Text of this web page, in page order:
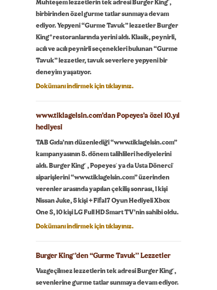
Muhteşem lezzetlerin tek adresi Burger King®,
birbirinden özel gurme tatlar sunmaya devam
ediyor. Yepyeni “Gurme Tavuk” lezzetler Burger
King® restoranlarında yerini aldı. Klasik, peynirli,
acılı ve acılı peynirli seçenekleri bulunan “Gurme
Tavuk” lezzetler, tavuk severlere yepyeni bir
deneyim yaşatıyor.
Dokümanı indirmek için tıklayınız.
www.tiklagelsin.com’dan Popeyes’a özel 10.yıl
hediyesi
TAB Gıda’nın düzenlediği “www.tiklagelsin.com”
kampanyasının 5. dönem talihlileri hediyelerini
aldı. Burger King® , Popeyes® ya da Usta Dönerci®
siparişlerini “www.tiklagelsin.com” üzerinden
verenler arasında yapılan çekiliş sonrası, 1 kişi
Nissan Juke, 5 kişi + Fifa17 Oyun Hediyeli Xbox
One S, 10 kişi LG Full HD Smart TV’nin sahibi oldu.
Dokümanı indirmek için tıklayınız.
Burger King®’den “Gurme Tavuk’’ Lezzetler
Vazgeçilmez lezzetlerin tek adresi Burger King®,
sevenlerine gurme tatlar sunmaya devam ediyor.